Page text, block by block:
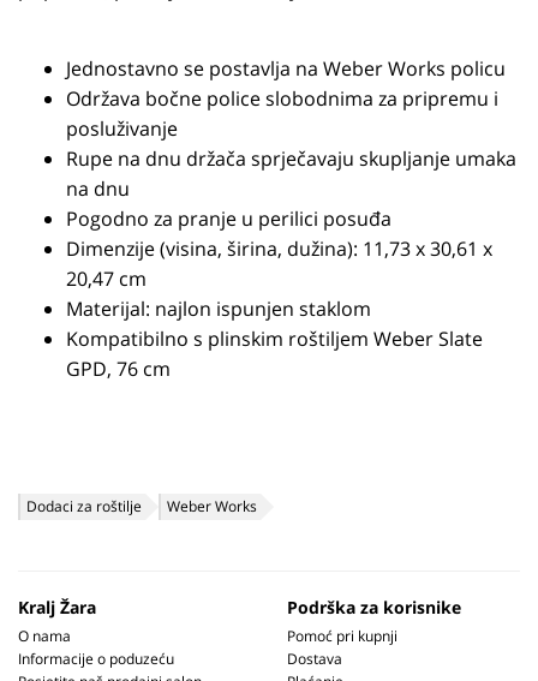
Jednostavno se postavlja na Weber Works policu
Održava bočne police slobodnima za pripremu i
posluživanje
Rupe na dnu držača sprječavaju skupljanje umaka
na dnu
Pogodno za pranje u perilici posuđa
Dimenzije (visina, širina, dužina): 11,73 x 30,61 x
20,47 cm
Materijal: najlon ispunjen staklom
Kompatibilno s plinskim roštiljem Weber Slate
GPD, 76 cm
Dodaci za roštilje Weber Works
Kralj Žara
O nama
Informacije o poduzeću
Podrška za korisnike
Pomoć pri kupnji
Dostava